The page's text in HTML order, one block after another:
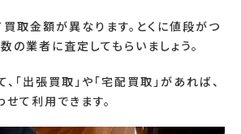
取金額が異なります。とくに値段がつ
の業者に査定してもらいましょう。
、「出張買取」や「宅配買取」があれば、
て利用できます。